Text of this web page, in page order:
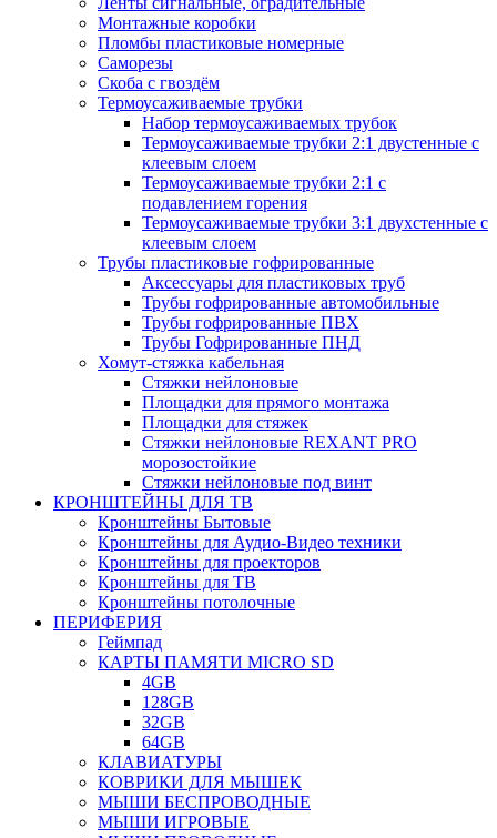
Монтажные коробки
Пломбы пластиковые номерные
Саморезы
Скоба с гвоздём
Термоусаживаемые трубки
Набор термоусаживаемых трубок
Термоусаживаемые трубки 2:1 двустенные с
клеевым слоем
Термоусаживаемые трубки 2:1 с
подавлением горения
Термоусаживаемые трубки 3:1 двухстенные с
клеевым слоем
Трубы пластиковые гофрированные
Аксессуары для пластиковых труб
Трубы гофрированные автомобильные
Трубы гофрированные ПВХ
Трубы Гофрированные ПНД
Хомут-стяжка кабельная
Cтяжки нейлоновые
Площадки для прямого монтажа
Площадки для стяжек
Стяжки нейлоновые REXANT PRO
морозостойкие
Стяжки нейлоновые под винт
КРОНШТЕЙНЫ ДЛЯ ТВ
Кронштейны Бытовые
Кронштейны для Аудио-Видео техники
Кронштейны для проекторов
Кронштейны для ТВ
Кронштейны потолочные
ПЕРИФЕРИЯ
Геймпад
КАРТЫ ПАМЯТИ MICRO SD
4GB
128GB
32GB
64GB
КЛАВИАТУРЫ
КОВРИКИ ДЛЯ МЫШЕК
МЫШИ БЕСПРОВОДНЫЕ
МЫШИ ИГРОВЫЕ